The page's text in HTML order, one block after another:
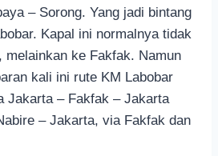
– Sorong. Yang jadi bintang
Kapal ini normalnya tidak
melainkan ke Fakfak. Namun
kali ini rute KM Labobar
Jakarta – Fakfak – Jakarta
– Jakarta, via Fakfak dan